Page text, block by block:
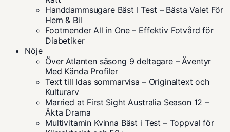
Handdammsugare Bäst I Test – Bästa Valet För
Hem & Bil
Footmender All in One – Effektiv Fotvård för
Diabetiker
Nöje
Över Atlanten säsong 9 deltagare – Äventyr
Med Kända Profiler
Text till Idas sommarvisa – Originaltext och
Kulturarv
Married at First Sight Australia Season 12 –
Äkta Drama
Multivitamin Kvinna Bäst i Test – Toppval för